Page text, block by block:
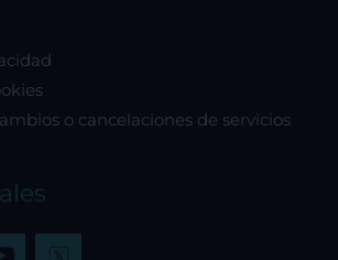
o cancelaciones de servicios
Y